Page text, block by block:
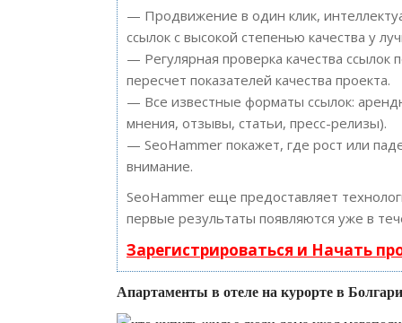
— Продвижение в один клик,
ссылок с высокой степенью качества у
— Регулярная проверка качества
пересчет показателей качества проекта.
— Все известные форматы ссылок:
мнения, отзывы, статьи, пресс-релизы).
— SeoHammer покажет, где рост или
внимание.
SeoHammer еще предоставляет
первые результаты появляются уже в
Зарегистрироваться и Начать
Апартаменты в отеле на курорте в